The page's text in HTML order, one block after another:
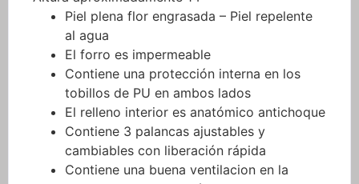
Piel plena flor engrasada – Piel repelente
al agua
El forro es impermeable
Contiene una protección interna en los
tobillos de PU en ambos lados
El relleno interior es anatómico antichoque
Contiene 3 palancas ajustables y
cambiables con liberación rápida
Contiene una buena ventilacion en la